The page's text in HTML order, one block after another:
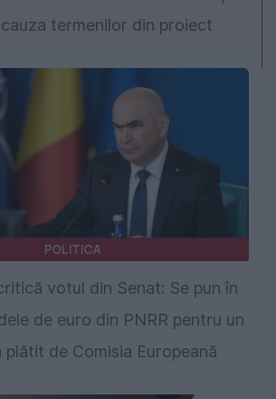
termenilor din proiect
POLITICA
votul din Senat: Se pun în
de euro din PNRR pentru un
plătit de Comisia Europeană